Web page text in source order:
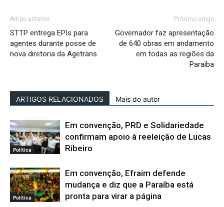
Artigo anterior
STTP entrega EPIs para
agentes durante posse de
nova diretoria da Agetrans
Próximo artigo
Governador faz apresentação
de 640 obras em andamento
em todas as regiões da
Paraíba
ARTIGOS RELACIONADOS Mais do autor
Política
Em convenção, PRD e Solidariedade
confirmam apoio à reeleição de Lucas
Ribeiro
Política
Em convenção, Efraim defende
mudança e diz que a Paraíba está
pronta para virar a página